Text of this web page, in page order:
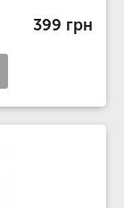
399 грн